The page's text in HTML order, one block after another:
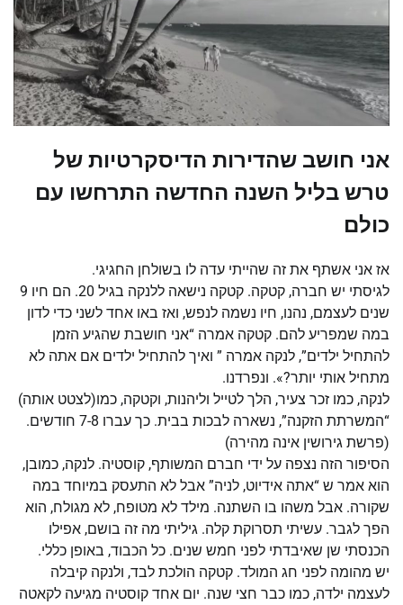
אני חושב שהדירות הדיסקרטיות של
טרש בליל השנה החדשה התרחשו עם
כולם
אז אני אשתף את זה שהייתי עדה לו בשולחן החגיגי.
לגיסתי יש חברה, קטקה. קטקה נישאה ללנקה בגיל 20. הם חיו 9
שנים לעצמם, נהנו, חיו נשמה לנפש, ואז באו אחד לשני כדי לדון
במה שמפריע להם. קטקה אמרה “אני חושבת שהגיע הזמן
להתחיל ילדים”, לנקה אמרה ” ואיך להתחיל ילדים אם אתה לא
מתחיל אותי יותר?». ונפרדנו.
לנקה, כמו זכר צעיר, הלך לטייל וליהנות, וקטקה, כמו(לצטט אותה)
“המשרתת הזקנה”, נשארה לבכות בבית. כך עברו 7-8 חודשים.
(פרשת גירושין אינה מהירה)
הסיפור הזה נצפה על ידי חברם המשותף, קוסטיה. לנקה, כמובן,
הוא אמר ש “אתה אידיוט, לניה” אבל לא התעסק במיוחד במה
שקורה. אבל משהו בו השתנה. מילד לא מטופח, לא מגולח, הוא
הפך לגבר. עשיתי תסרוקת קלה. גיליתי מה זה בושם, אפילו
הכנסתי שן שאיבדתי לפני חמש שנים. כל הכבוד, באופן כללי.
יש מהומה לפני חג המולד. קטקה הולכת לבד, ולנקה קיבלה
לעצמה ילדה, כמו כבר חצי שנה. יום אחד קוסטיה מגיעה לקאטה